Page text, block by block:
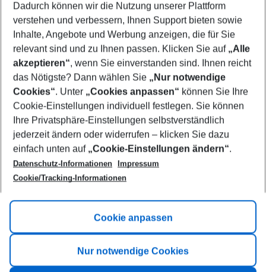
Who will travel
2 adults No children
Show more filter
Footer
Footer navigation
Title A
Link A
Dadurch können wir die Nutzung unserer Plattform
verstehen und verbessern, Ihnen Support bieten sowie
Inhalte, Angebote und Werbung anzeigen, die für Sie
relevant sind und zu Ihnen passen. Klicken Sie auf „Alle
akzeptieren“, wenn Sie einverstanden sind. Ihnen reicht
das Nötigste? Dann wählen Sie „Nur notwendige
Cookies“. Unter „Cookies anpassen“ können Sie Ihre
Cookie-Einstellungen individuell festlegen. Sie können
Ihre Privatsphäre-Einstellungen selbstverständlich
jederzeit ändern oder widerrufen – klicken Sie dazu
einfach unten auf „Cookie-Einstellungen ändern“.
Datenschutz-Informationen
Impressum
Cookie/Tracking-Informationen
Cookie anpassen
Nur notwendige Cookies